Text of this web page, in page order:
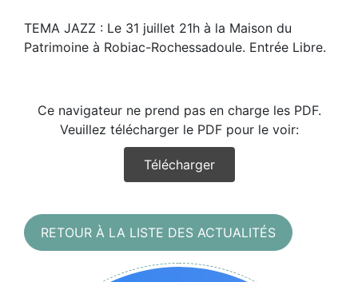
TEMA JAZZ : Le 31 juillet 21h à la Maison du
Patrimoine à Robiac-Rochessadoule. Entrée Libre.
Ce navigateur ne prend pas en charge les PDF.
Veuillez télécharger le PDF pour le voir:
Télécharger
RETOUR À LA LISTE DES ACTUALITÉS